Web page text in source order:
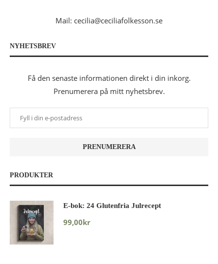
Mail: cecilia@ceciliafolkesson.se
NYHETSBREV
Få den senaste informationen direkt i din inkorg.
Prenumerera på mitt nyhetsbrev.
PRODUKTER
E-bok: 24 Glutenfria Julrecept
99,00kr